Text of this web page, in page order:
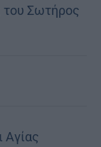
Σωτήρος
Αγίας